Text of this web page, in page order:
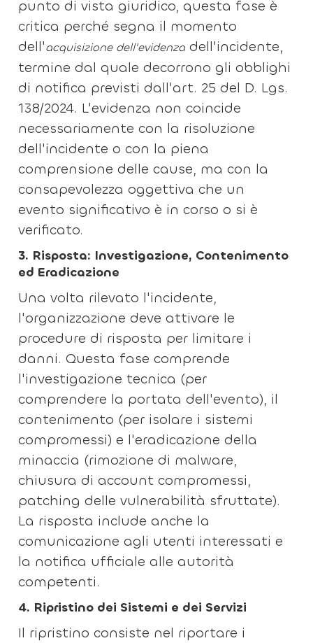
punto di vista giuridico, questa fase è
critica perché segna il momento
dell'acquisizione dell'evidenza dell'incidente,
termine dal quale decorrono gli obblighi
di notifica previsti dall'art. 25 del D. Lgs.
138/2024. L'evidenza non coincide
necessariamente con la risoluzione
dell'incidente o con la piena
comprensione delle cause, ma con la
consapevolezza oggettiva che un
evento significativo è in corso o si è
verificato.
3. Risposta: Investigazione, Contenimento
ed Eradicazione
Una volta rilevato l'incidente,
l'organizzazione deve attivare le
procedure di risposta per limitare i
danni. Questa fase comprende
l'investigazione tecnica (per
comprendere la portata dell'evento), il
contenimento (per isolare i sistemi
compromessi) e l'eradicazione della
minaccia (rimozione di malware,
chiusura di account compromessi,
patching delle vulnerabilità sfruttate).
La risposta include anche la
comunicazione agli utenti interessati e
la notifica ufficiale alle autorità
competenti.
4. Ripristino dei Sistemi e dei Servizi
Il ripristino consiste nel riportare i